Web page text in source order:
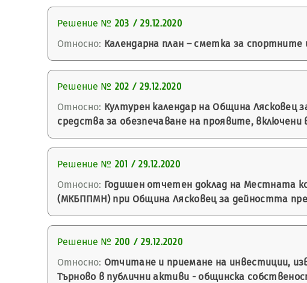
Решение № 203 / 29.12.2020
Относно: Календарна план – сметка за спортните
Решение № 202 / 29.12.2020
Относно: Културен календар на Община Лясковец
средства за обезпечаване на проявите, включени
Решение № 201 / 29.12.2020
Относно: Годишен отчетен доклад на Местната
(МКБППМН) при Община Лясковец за дейността
Решение № 200 / 29.12.2020
Относно: Отчитане и приемане на инвестиции,
Търново в публични активи - общинска